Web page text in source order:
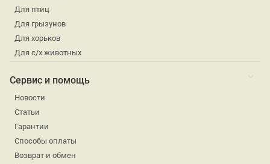
Для птиц
Для грызунов
Для хорьков
Для с/х животных
Сервис и помощь
Новости
Статьи
Гарантии
Способы оплаты
Возврат и обмен